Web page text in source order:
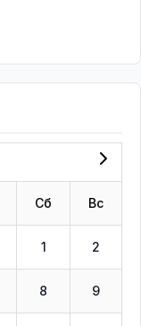
Сб Вс
1 2
8 9